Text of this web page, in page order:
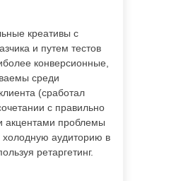
креативы с
и путем тестов
конверсионные,
среди
(сработал
с правильно
акцентами проблемы
холодную аудиторию в
ретаргетинг.